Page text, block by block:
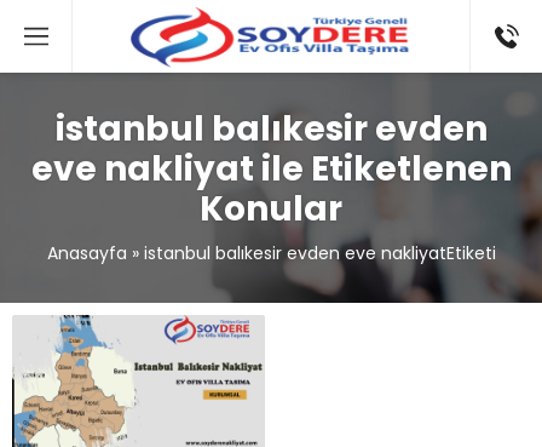
istanbul balıkesir evden
eve nakliyat ile Etiketlenen
Konular
Anasayfa » istanbul balıkesir evden eve nakliyatEtiketi